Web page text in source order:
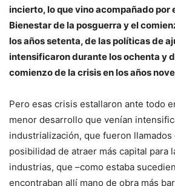
incierto, lo que vino acompañado por
Bienestar de la posguerra y el
los años setenta, de las políticas de
intensificaron durante los ochenta y
comienzo de la crisis en los años
Pero esas crisis estallaron ante todo
menor desarrollo que venían
industrialización, que fueron
posibilidad de atraer más capital para
industrias, que –como estaba
encontraban allí mano de obra más